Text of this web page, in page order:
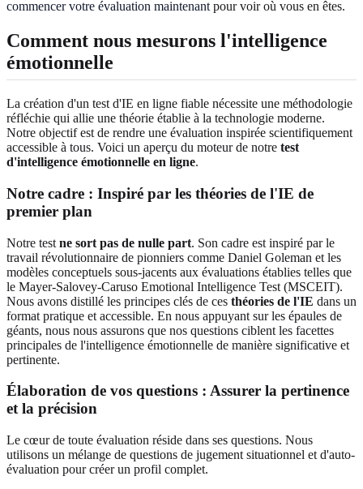
commencer votre évaluation maintenant pour voir où vous en êtes.
Comment nous mesurons l'intelligence
émotionnelle
La création d'un test d'IE en ligne fiable nécessite une méthodologie
réfléchie qui allie une théorie établie à la technologie moderne.
Notre objectif est de rendre une évaluation inspirée scientifiquement
accessible à tous. Voici un aperçu du moteur de notre test
d'intelligence émotionnelle en ligne.
Notre cadre : Inspiré par les théories de l'IE de
premier plan
Notre test ne sort pas de nulle part. Son cadre est inspiré par le
travail révolutionnaire de pionniers comme Daniel Goleman et les
modèles conceptuels sous-jacents aux évaluations établies telles que
le Mayer-Salovey-Caruso Emotional Intelligence Test (MSCEIT).
Nous avons distillé les principes clés de ces théories de l'IE dans un
format pratique et accessible. En nous appuyant sur les épaules de
géants, nous nous assurons que nos questions ciblent les facettes
principales de l'intelligence émotionnelle de manière significative et
pertinente.
Élaboration de vos questions : Assurer la pertinence
et la précision
Le cœur de toute évaluation réside dans ses questions. Nous
utilisons un mélange de questions de jugement situationnel et d'auto-
évaluation pour créer un profil complet.